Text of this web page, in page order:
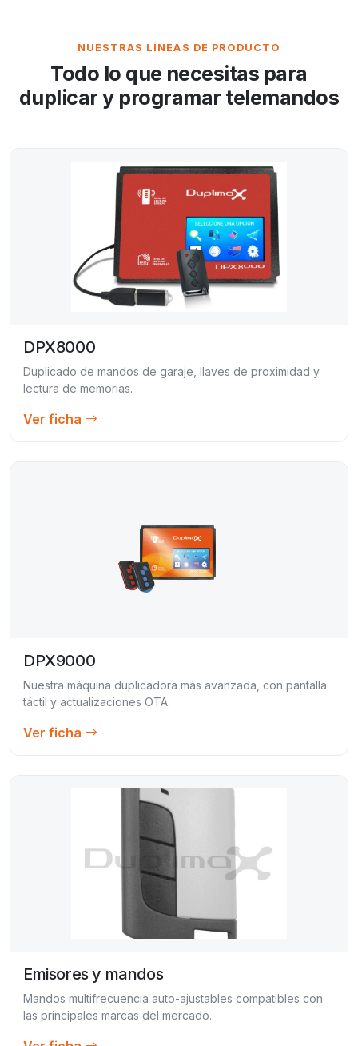
NUESTRAS LÍNEAS DE PRODUCTO
Todo lo que necesitas para
duplicar y programar telemandos
DPX8000
Duplicado de mandos de garaje, llaves de proximidad y
lectura de memorias.
Ver ficha
DPX9000
Nuestra máquina duplicadora más avanzada, con pantalla
táctil y actualizaciones OTA.
Ver ficha
Emisores y mandos
Mandos multifrecuencia auto-ajustables compatibles con
las principales marcas del mercado.